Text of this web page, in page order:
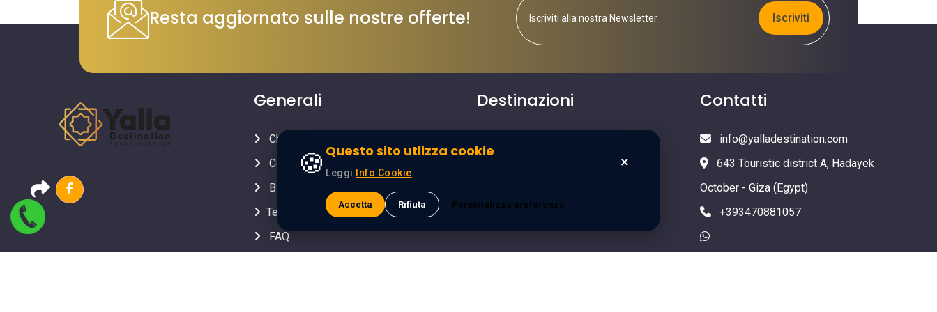
Resta aggiornato sulle nostre offerte! Iscriviti
Generali
Chi siamo
Contatti
Blog
Testimonials
FAQ
Destinazioni Contatti
info@yalladestination.com
643 Touristic district A, Hadayek
October - Giza (Egypt)
+393470881057
🍪 Questo sito utlizza cookie
Leggi Info Cookie.
Accetta Rifiuta Personalizza preferenze
×